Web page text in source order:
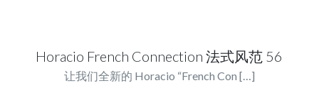
Horacio French Connection 法式风范 56
让我们全新的 Horacio “French Con […]